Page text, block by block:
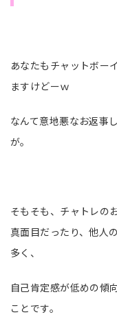
あなたもチャットボー
ますけどーｗ
なんて意地悪なお返事
が。
そもそも、チャトレの
真面目だったり、他人
多く、
自己肯定感が低めの傾
ことです。